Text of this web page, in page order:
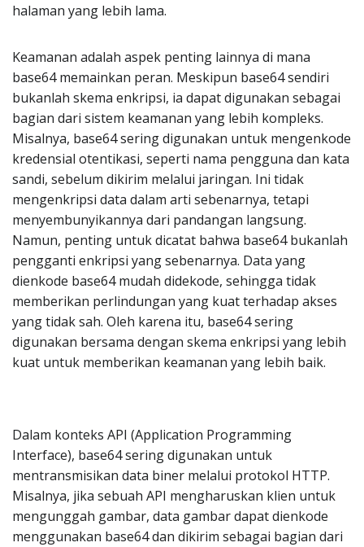
halaman yang lebih lama.
Keamanan adalah aspek penting lainnya di mana
base64 memainkan peran. Meskipun base64 sendiri
bukanlah skema enkripsi, ia dapat digunakan sebagai
bagian dari sistem keamanan yang lebih kompleks.
Misalnya, base64 sering digunakan untuk mengenkode
kredensial otentikasi, seperti nama pengguna dan kata
sandi, sebelum dikirim melalui jaringan. Ini tidak
mengenkripsi data dalam arti sebenarnya, tetapi
menyembunyikannya dari pandangan langsung.
Namun, penting untuk dicatat bahwa base64 bukanlah
pengganti enkripsi yang sebenarnya. Data yang
dienkode base64 mudah didekode, sehingga tidak
memberikan perlindungan yang kuat terhadap akses
yang tidak sah. Oleh karena itu, base64 sering
digunakan bersama dengan skema enkripsi yang lebih
kuat untuk memberikan keamanan yang lebih baik.
Dalam konteks API (Application Programming
Interface), base64 sering digunakan untuk
mentransmisikan data biner melalui protokol HTTP.
Misalnya, jika sebuah API mengharuskan klien untuk
mengunggah gambar, data gambar dapat dienkode
menggunakan base64 dan dikirim sebagai bagian dari